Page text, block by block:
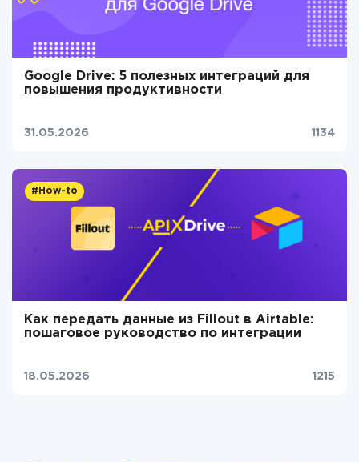
Google Drive: 5 полезных интеграций для
повышения продуктивности
31.05.2026 1134
#How-to
Как передать данные из Fillout в Airtable:
пошаговое руководство по интеграции
18.05.2026 1215